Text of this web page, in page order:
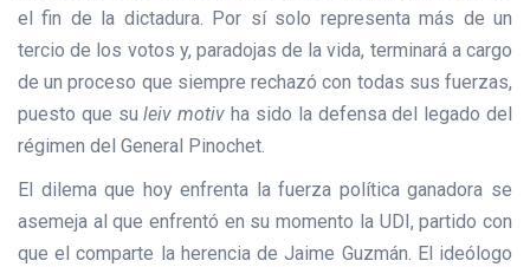
el fin de la dictadura. Por sí solo representa más de un
tercio de los votos y, paradojas de la vida, terminará a cargo
de un proceso que siempre rechazó con todas sus fuerzas,
puesto que suleiv motiv ha sido la defensa del legado del
régimen del General Pinochet.
El dilema que hoy enfrenta la fuerza política ganadora se
asemeja al que enfrentó en su momento la UDI, partido con
que el comparte la herencia de Jaime Guzmán. El ideólogo